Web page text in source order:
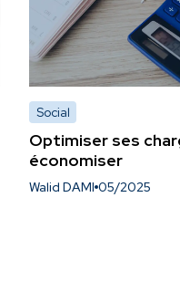
Social
Optimiser ses
économiser
Walid DAMI 05/2025